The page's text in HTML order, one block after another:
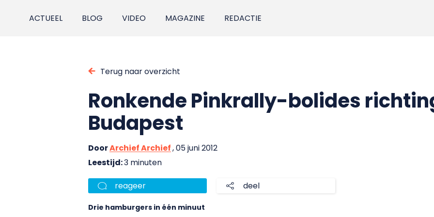
ACTUEEL BLOG VIDEO MAGAZINE REDACTIE
Terug naar overzicht
Ronkende Pinkrally-bolides
Budapest
DoorArchief Archief, 05 juni 2012
Leestijd:3 minuten
reageer deel
Drie hamburgers in één minuut